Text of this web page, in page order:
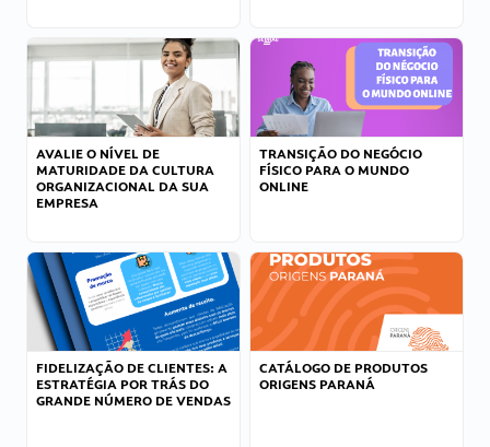
AVALIE O NÍVEL DE
MATURIDADE DA CULTURA
ORGANIZACIONAL DA SUA
EMPRESA
TRANSIÇÃO DO NEGÓCIO
FÍSICO PARA O MUNDO
ONLINE
FIDELIZAÇÃO DE CLIENTES: A
ESTRATÉGIA POR TRÁS DO
GRANDE NÚMERO DE VENDAS
CATÁLOGO DE PRODUTOS
ORIGENS PARANÁ